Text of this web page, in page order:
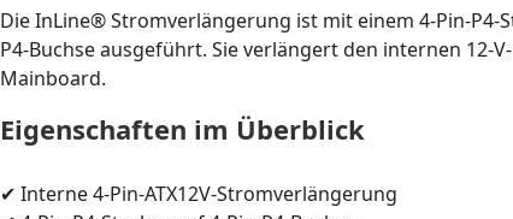
Die InLine® Stromverlängerung ist mit einem 4-Pin-P4-
P4-Buchse ausgeführt. Sie verlängert den internen 12-
Mainboard.
Eigenschaften im Überblick
✔ Interne 4-Pin-ATX12V-Stromverlängerung